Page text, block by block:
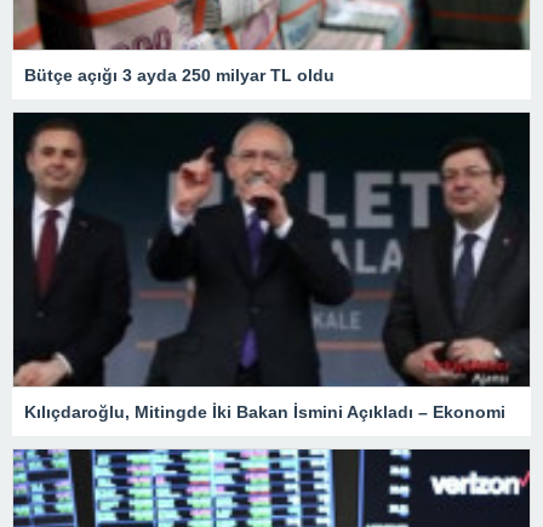
Bütçe açığı 3 ayda 250 milyar TL oldu
Kılıçdaroğlu, Mitingde İki Bakan İsmini Açıkladı – Ekonomi